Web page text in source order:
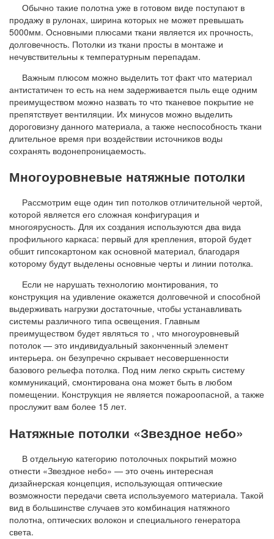
Обычно такие полотна уже в готовом виде поступают в
продажу в рулонах, ширина которых не может превышать
5000мм. Основными плюсами ткани является их прочность,
долговечность. Потолки из ткани просты в монтаже и
нечувствительны к температурным перепадам.
Важным плюсом можно выделить тот факт что материал
антистатичен то есть на нем задерживается пыль еще одним
преимуществом можно назвать то что тканевое покрытие не
препятствует вентиляции. Их минусов можно выделить
дороговизну данного материала, а также неспособность ткани
длительное время при воздействии источников воды
сохранять водонепроницаемость.
Многоуровневые натяжные потолки
Рассмотрим еще один тип потолков отличительной чертой,
которой является его сложная конфигурация и
многоярусность. Для их создания используются два вида
профильного каркаса: первый для крепления, второй будет
обшит гипсокартоном как основной материал, благодаря
которому будут выделены основные черты и линии потолка.
Если не нарушать технологию монтирования, то
конструкция на удивление окажется долговечной и способной
выдерживать нагрузки достаточные, чтобы устанавливать
системы различного типа освещения. Главным
преимуществом будет являться то , что многоуровневый
потолок — это индивидуальный законченный элемент
интерьера. он безупречно скрывает несовершенности
базового рельефа потолка. Под ним легко скрыть систему
коммуникаций, смонтирована она может быть в любом
помещении. Конструкция не является пожароопасной, а также
прослужит вам более 15 лет.
Натяжные потолки «Звездное небо»
В отдельную категорию потолочных покрытий можно
отнести «Звездное небо» — это очень интересная
дизайнерская концепция, использующая оптические
возможности передачи света используемого материала. Такой
вид в большинстве случаев это комбинация натяжного
полотна, оптических волокон и специального генератора
света.